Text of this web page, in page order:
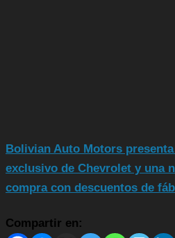
Bolivian Auto Motors
exclusivo de Chevrolet y una
compra con descuentos de
Compartir en: